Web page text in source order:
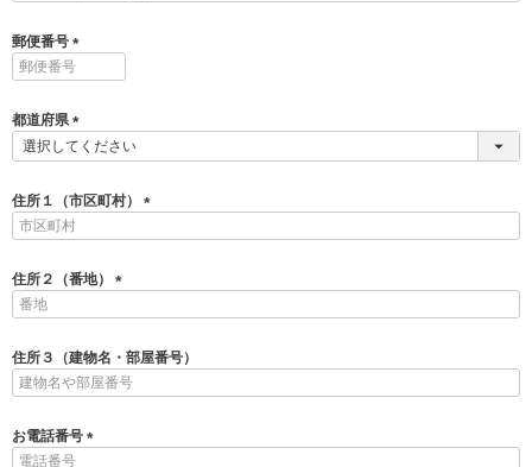
郵便番号
(
)
都道府県
(
須
)
住所１（市区町村）
)
住所２（番地）
須
)
住所３（建物名・部屋番号）
お電話番号